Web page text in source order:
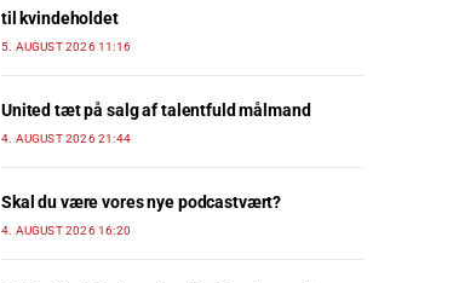
til kvindeholdet
5. AUGUST 2026 11:16
United tæt på salg af talentfuld målmand
4. AUGUST 2026 21:44
Skal du være vores nye podcastvært?
4. AUGUST 2026 16:20